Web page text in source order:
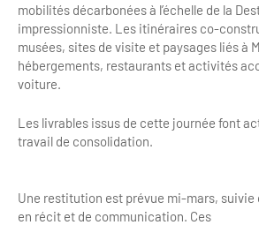
mobilités décarbonées à l’échelle de la
impressionniste. Les itinéraires co-
musées, sites de visite et paysages liés à
hébergements, restaurants et activités
voiture.
Les livrables issus de cette journée font
travail de consolidation.
Une restitution est prévue mi-mars, suivie
en récit et de communication. Ces